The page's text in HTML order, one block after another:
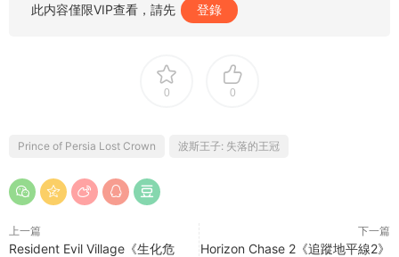
此内容僅限VIP查看，請先 登錄
0 0
Prince of Persia Lost Crown 波斯王子: 失落的王冠
上一篇
Resident Evil Village《生化危
下一篇
Horizon Chase 2《追蹤地平線2》